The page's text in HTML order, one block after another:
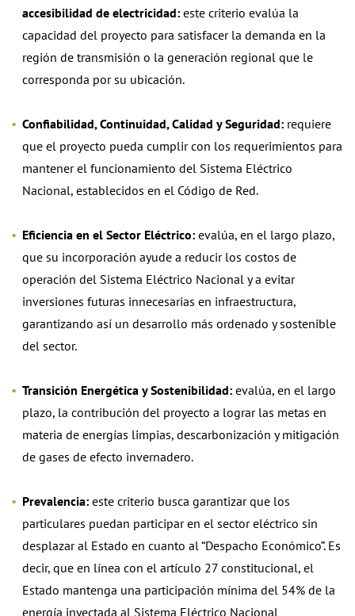
accesibilidad de electricidad: este criterio evalúa la
capacidad del proyecto para satisfacer la demanda en la
región de transmisión o la generación regional que le
corresponda por su ubicación.
Confiabilidad, Continuidad, Calidad y Seguridad: requiere
que el proyecto pueda cumplir con los requerimientos para
mantener el funcionamiento del Sistema Eléctrico
Nacional, establecidos en el Código de Red.
Eficiencia en el Sector Eléctrico: evalúa, en el largo plazo,
que su incorporación ayude a reducir los costos de
operación del Sistema Eléctrico Nacional y a evitar
inversiones futuras innecesarias en infraestructura,
garantizando así un desarrollo más ordenado y sostenible
del sector.
Transición Energética y Sostenibilidad: evalúa, en el largo
plazo, la contribución del proyecto a lograr las metas en
materia de energías limpias, descarbonización y mitigación
de gases de efecto invernadero.
Prevalencia: este criterio busca garantizar que los
particulares puedan participar en el sector eléctrico sin
desplazar al Estado en cuanto al “Despacho Económico”. Es
decir, que en línea con el artículo 27 constitucional, el
Estado mantenga una participación mínima del 54% de la
energía inyectada al Sistema Eléctrico Nacional